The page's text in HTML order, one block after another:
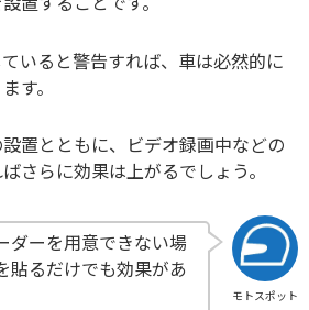
いると警告すれば、車は必然的に
す。
置とともに、ビデオ録画中などの
さらに効果は上がるでしょう。
モトスポット
ダーを用意できない場
貼るだけでも効果があ